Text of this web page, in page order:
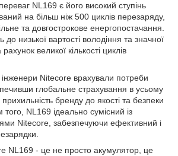
NL169 є його високий ступінь
на більш ніж 500 циклів перезаряду,
та довгострокове енергопостачання.
низької вартості володіння та значної
великої кількості циклів
Nitecore врахували потреби
глобальне страхування в усьому
прихильність бренду до якості та безпеки
того, NL169 ідеально сумісний із
Nitecore, забезпечуючи ефективний і
NL169 - це не просто акумулятор, це